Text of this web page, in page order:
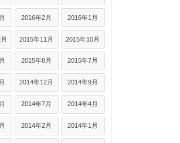
2016年2月 2016年1月
2015年11月 2015年10月
2015年8月 2015年7月
2014年12月 2014年9月
2014年7月 2014年4月
2014年2月 2014年1月